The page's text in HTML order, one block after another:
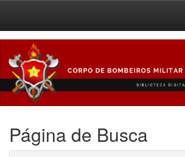
navigation
Página de Busca